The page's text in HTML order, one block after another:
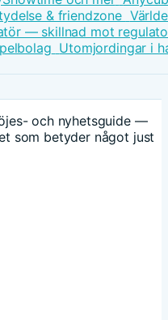
& friendzone
Utomjordingar i
och nyhetsguide —
som betyder något just